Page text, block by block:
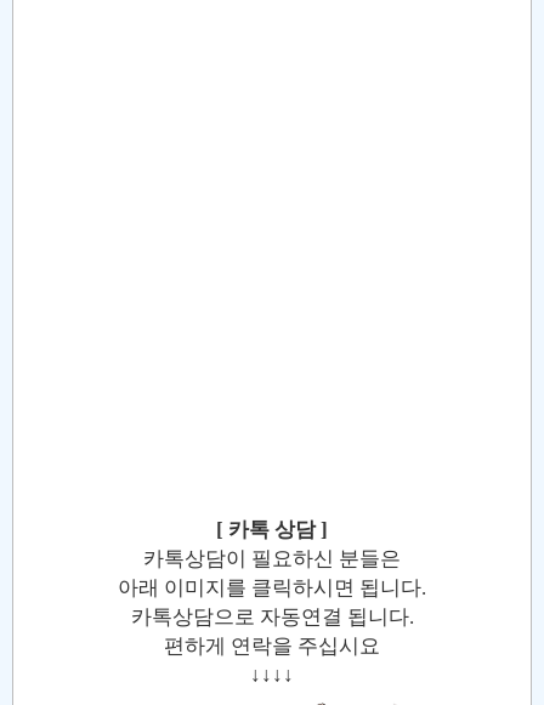
[ 카톡 상담 ]
카톡상담이 필요하신 분들은
아래 이미지를 클릭하시면 됩니다.
카톡상담으로 자동연결 됩니다.
편하게 연락을 주십시요
↓↓↓↓